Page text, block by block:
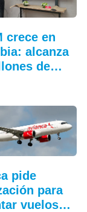
crece en
alcanza
de…
pide
para
vuelos